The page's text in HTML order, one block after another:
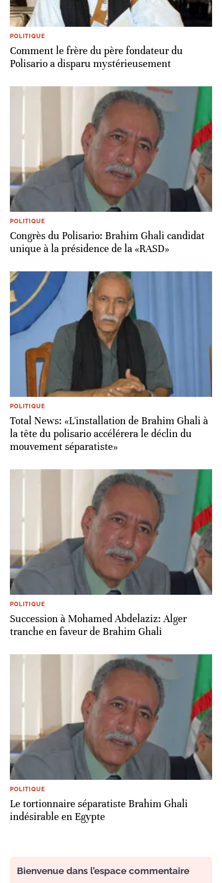
POLITIQUE
Comment le frère du père fondateur du
Polisario a disparu mystérieusement
POLITIQUE
Congrès du Polisario: Brahim Ghali candidat
unique à la présidence de la «RASD»
POLITIQUE
Total News: «L'installation de Brahim Ghali à
la tête du polisario accélérera le déclin du
mouvement séparatiste»
POLITIQUE
Succession à Mohamed Abdelaziz: Alger
tranche en faveur de Brahim Ghali
POLITIQUE
Le tortionnaire séparatiste Brahim Ghali
indésirable en Egypte
Bienvenue dans l’espace commentaire